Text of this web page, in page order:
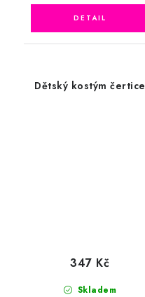
Dětský kostým čertice
Skladem
347 Kč